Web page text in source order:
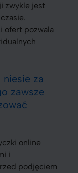
zwykle jest
ofert pozwala
za
zawsze
online
i
podjęciem